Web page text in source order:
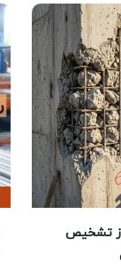
تشخیص